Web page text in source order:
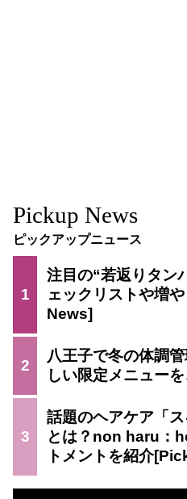
Pickup News
ピックアップニュース
1
注目の“若返りタン
ェックリストや増や
2
八王子で冬の体調
しい限定メニュー
3
話題のヘアケア「ス
とは？non haru：
トメントを紹介